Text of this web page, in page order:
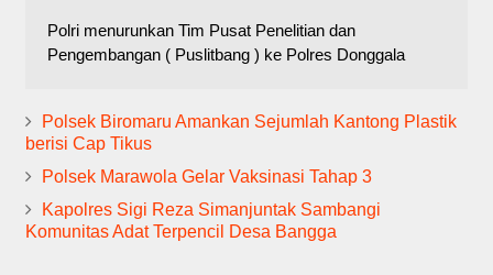
Polri menurunkan Tim Pusat Penelitian dan
Pengembangan ( Puslitbang ) ke Polres Donggala
Polsek Biromaru Amankan Sejumlah Kantong Plastik
berisi Cap Tikus
Polsek Marawola Gelar Vaksinasi Tahap 3
Kapolres Sigi Reza Simanjuntak Sambangi
Komunitas Adat Terpencil Desa Bangga